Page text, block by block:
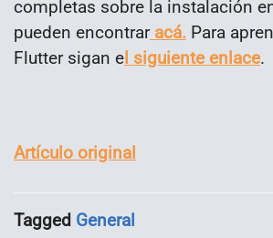
completas sobre la instalación
pueden encontraracá. Para
Flutter sigan el siguiente enlace.
Artículo original
Tagged General